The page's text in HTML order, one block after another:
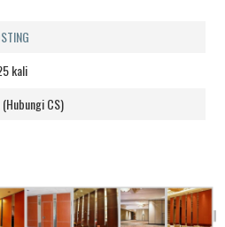
kali
(Hubungi CS)